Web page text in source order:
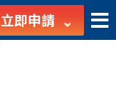
立即申請